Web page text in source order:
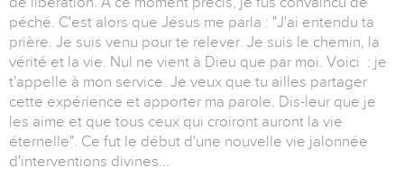
péché. C'est alors que Jésus me parla : "J'ai entendu ta
prière. Je suis venu pour te relever. Je suis le chemin, la
vérité et la vie. Nul ne vient à Dieu que par moi. Voici : je
t'appelle à mon service. Je veux que tu ailles partager
cette expérience et apporter ma parole. Dis-leur que je
les aime et que tous ceux qui croiront auront la vie
éternelle". Ce fut le début d'une nouvelle vie jalonnée
d'interventions divines...